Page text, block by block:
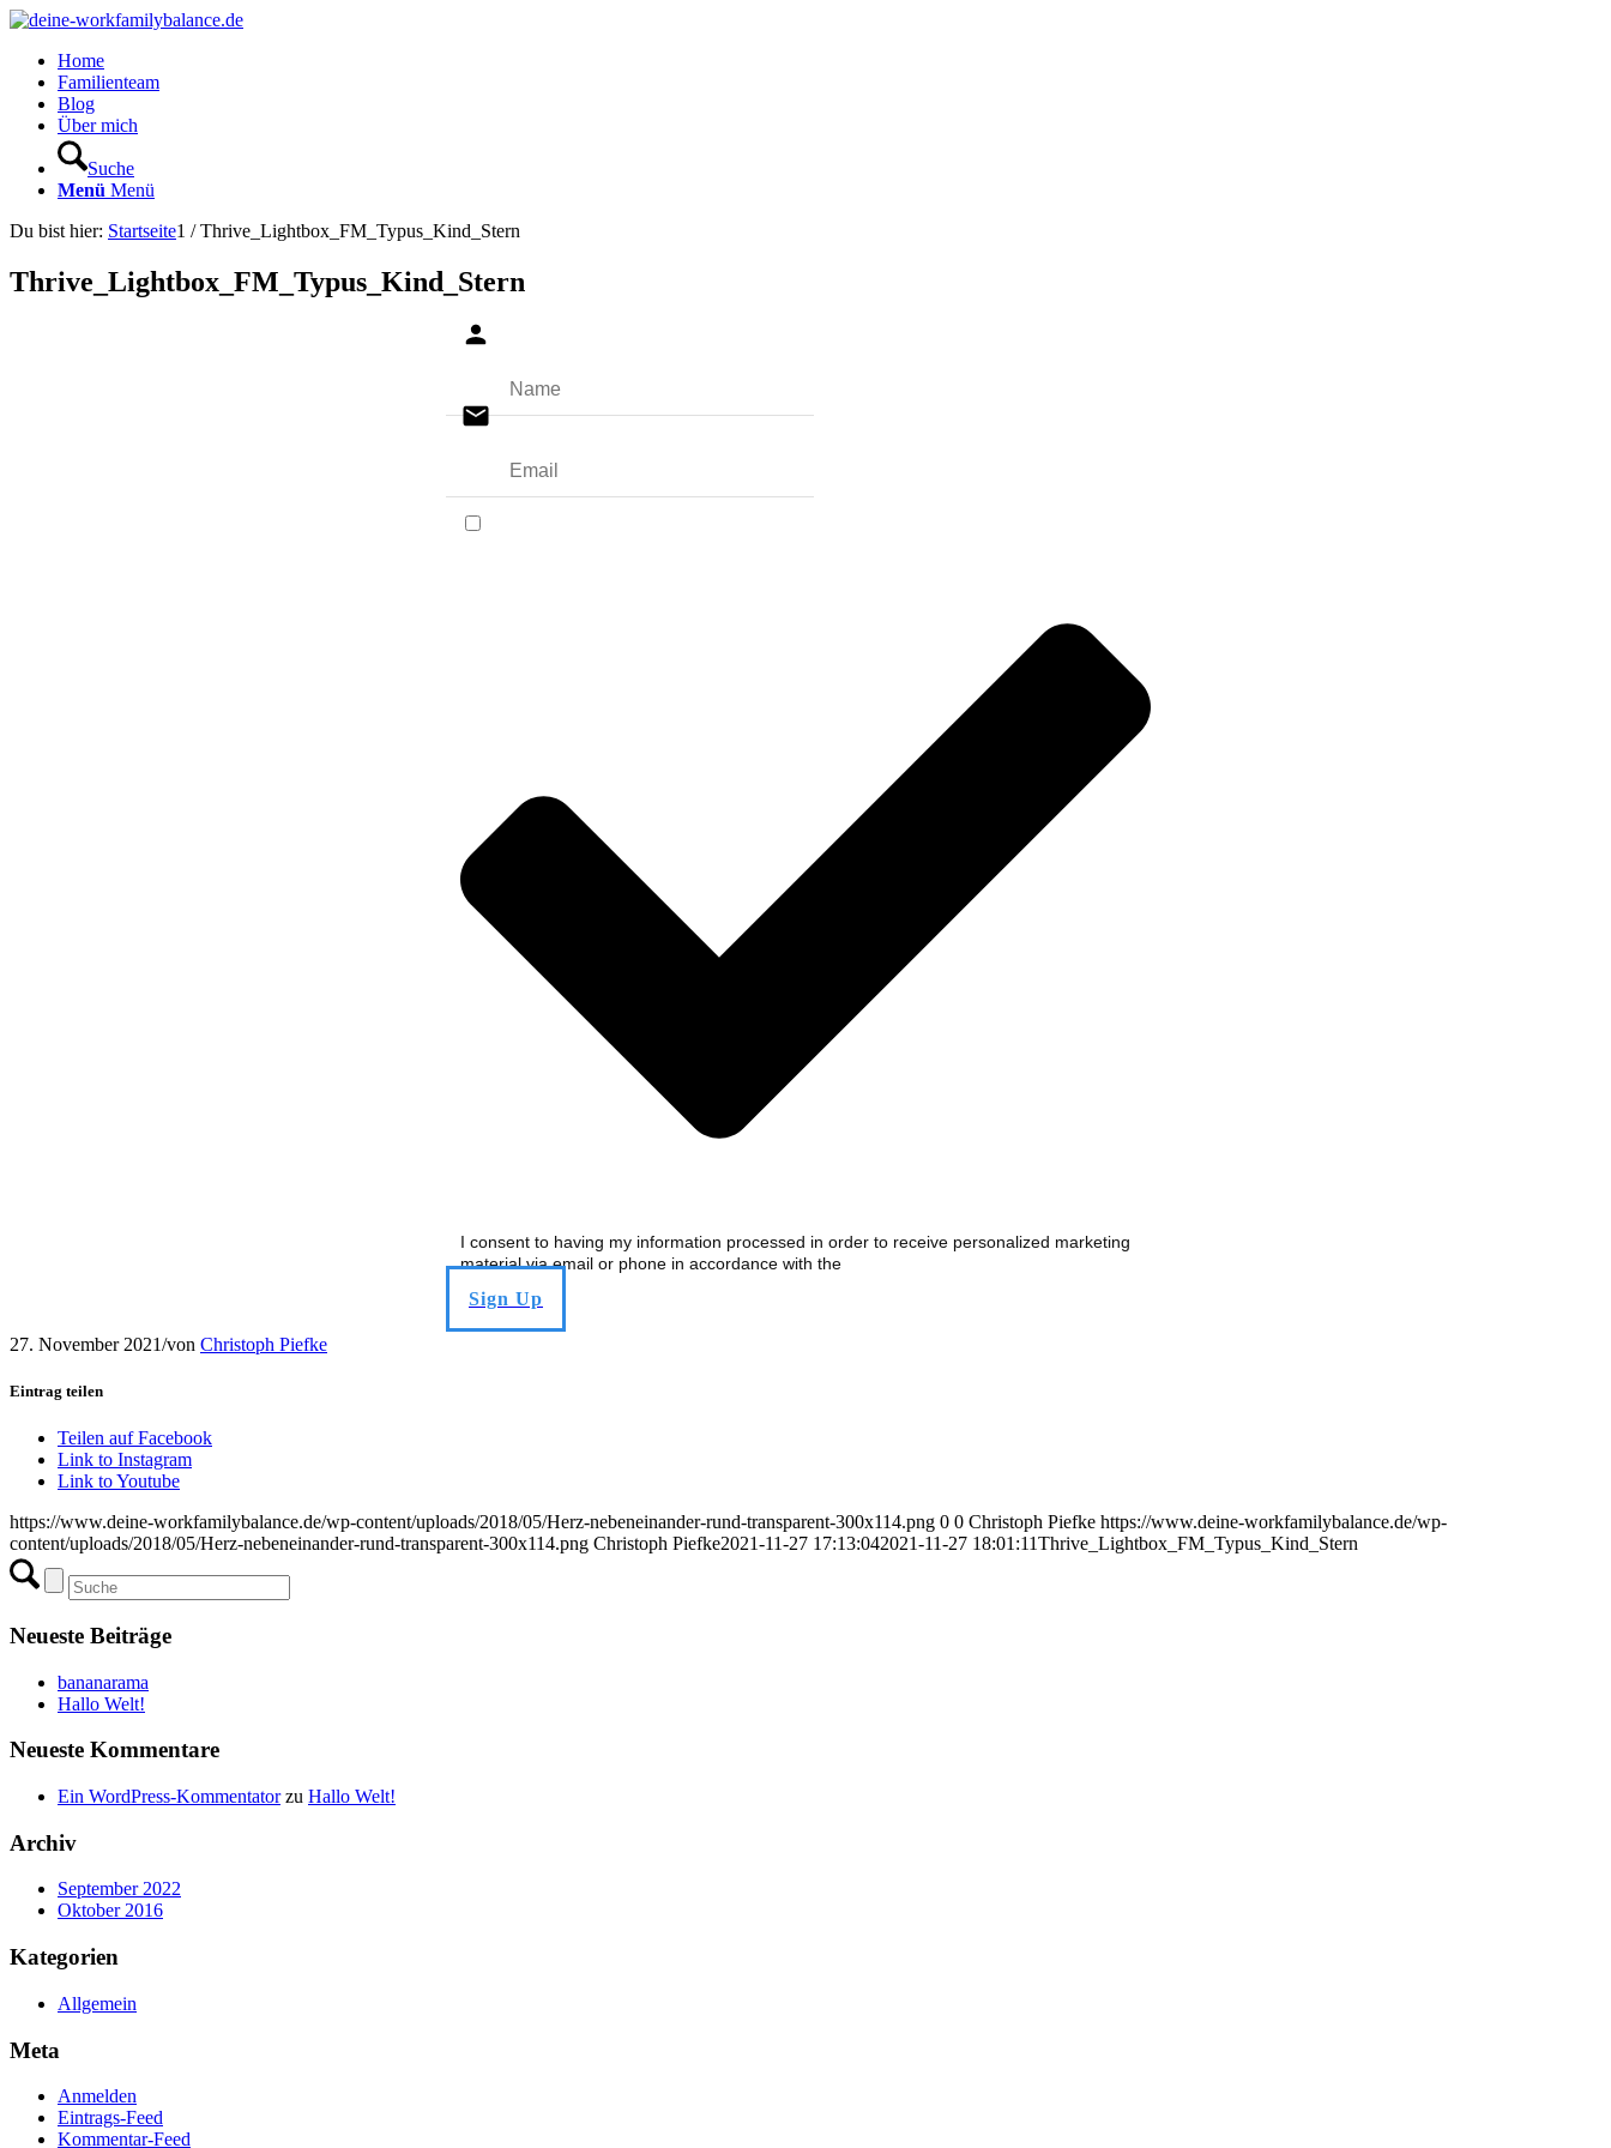
Home
Familienteam
Blog
Über mich
Suche
Menü Menü
Du bist hier: Startseite1 / Thrive_Lightbox_FM_Typus_Kind_Stern
Thrive_Lightbox_FM_Typus_Kind_Stern
I consent to having my information processed in order to receive personalized marketing
material via email or phone in accordance with the
Sign Up
27. November 2021/von Christoph Piefke
Eintrag teilen
Teilen auf Facebook
Link to Instagram
Link to Youtube
https://www.deine-workfamilybalance.de/wp-content/uploads/2018/05/Herz-nebeneinander-rund-transparent-300x114.png 0 0 Christoph Piefke https://www.deine-workfamilybalance.de/wp-
content/uploads/2018/05/Herz-nebeneinander-rund-transparent-300x114.png Christoph Piefke2021-11-27 17:13:042021-11-27 18:01:11Thrive_Lightbox_FM_Typus_Kind_Stern
Neueste Beiträge
bananarama
Hallo Welt!
Neueste Kommentare
Ein WordPress-Kommentatorzu Hallo Welt!
Archiv
September 2022
Oktober 2016
Kategorien
Allgemein
Meta
Anmelden
Eintrags-Feed
Kommentar-Feed